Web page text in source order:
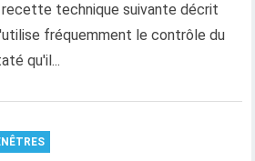
recette technique suivante décrit
fréquemment le contrôle du
qu'il...